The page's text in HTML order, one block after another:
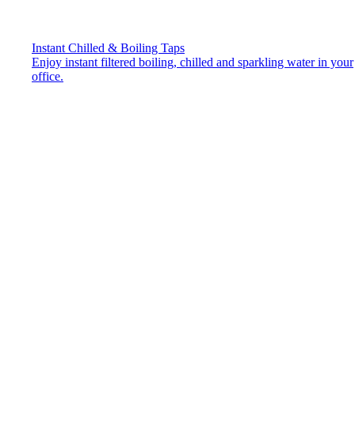
Instant Chilled & Boiling Taps
Enjoy instant filtered boiling, chilled and sparkling water in your
office.